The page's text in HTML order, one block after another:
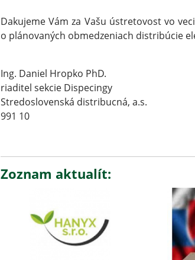
Dakujeme Vám za Vašu ústretovost vo
o plánovaných obmedzeniach distribúcie
Ing. Daniel Hropko PhD.
riaditel sekcie Dispecingy
Stredoslovenská distribucná, a.s.
991 10
Zoznam aktualít: